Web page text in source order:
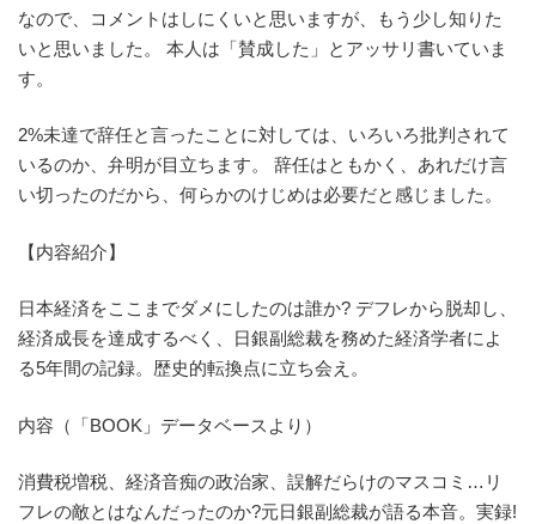
なので、コメントはしにくいと思いますが、もう少し知りた
いと思いました。 本人は「賛成した」とアッサリ書いていま
す。
2%未達で辞任と言ったことに対しては、いろいろ批判されて
いるのか、弁明が目立ちます。 辞任はともかく、あれだけ言
い切ったのだから、何らかのけじめは必要だと感じました。
【内容紹介】
日本経済をここまでダメにしたのは誰か? デフレから脱却し、
経済成長を達成するべく、日銀副総裁を務めた経済学者によ
る5年間の記録。歴史的転換点に立ち会え。
内容（「BOOK」データベースより）
消費税増税、経済音痴の政治家、誤解だらけのマスコミ…リ
フレの敵とはなんだったのか?元日銀副総裁が語る本音。実録!